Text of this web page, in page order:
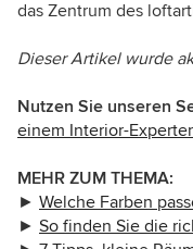
das Zentrum des
Dieser Artikel wurde
Nutzen Sie unseren
einem Interior-
MEHR ZUM THEMA:
► Welche Farben
► So finden Sie die